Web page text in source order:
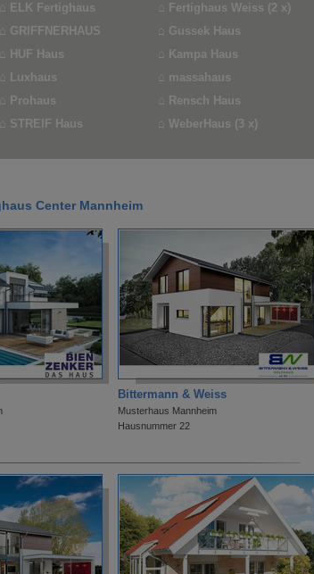
⌂ ELK Fertighaus ⌂ Fertighaus Weiss (2 x)
⌂ GRIFFNERHAUS ⌂ Gussek Haus
⌂ HUF Haus ⌂ Kampa Haus
⌂ Luxhaus ⌂ massahaus
⌂ Prohaus ⌂ Rensch Haus
⌂ STREIF Haus ⌂ WeberHaus (3 x)
Center Mannheim
Bittermann & Weiss
Musterhaus Mannheim
Hausnummer 22